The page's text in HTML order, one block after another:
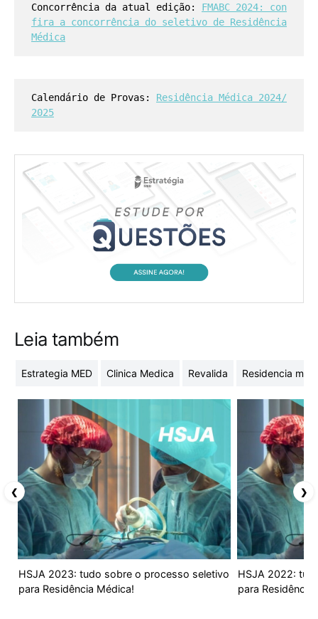
Concorrência da atual edição: FMABC 2024: con
fira a concorrência do seletivo de Residência
Médica
Calendário de Provas: Residência Médica 2024/
2025
Leia também
Estrategia MED Clinica Medica Revalida Residencia
HSJA 2023: tudo sobre o processo seletivo
para Residência Médica!
HSJA 2022:
para Residência
❮ ❯